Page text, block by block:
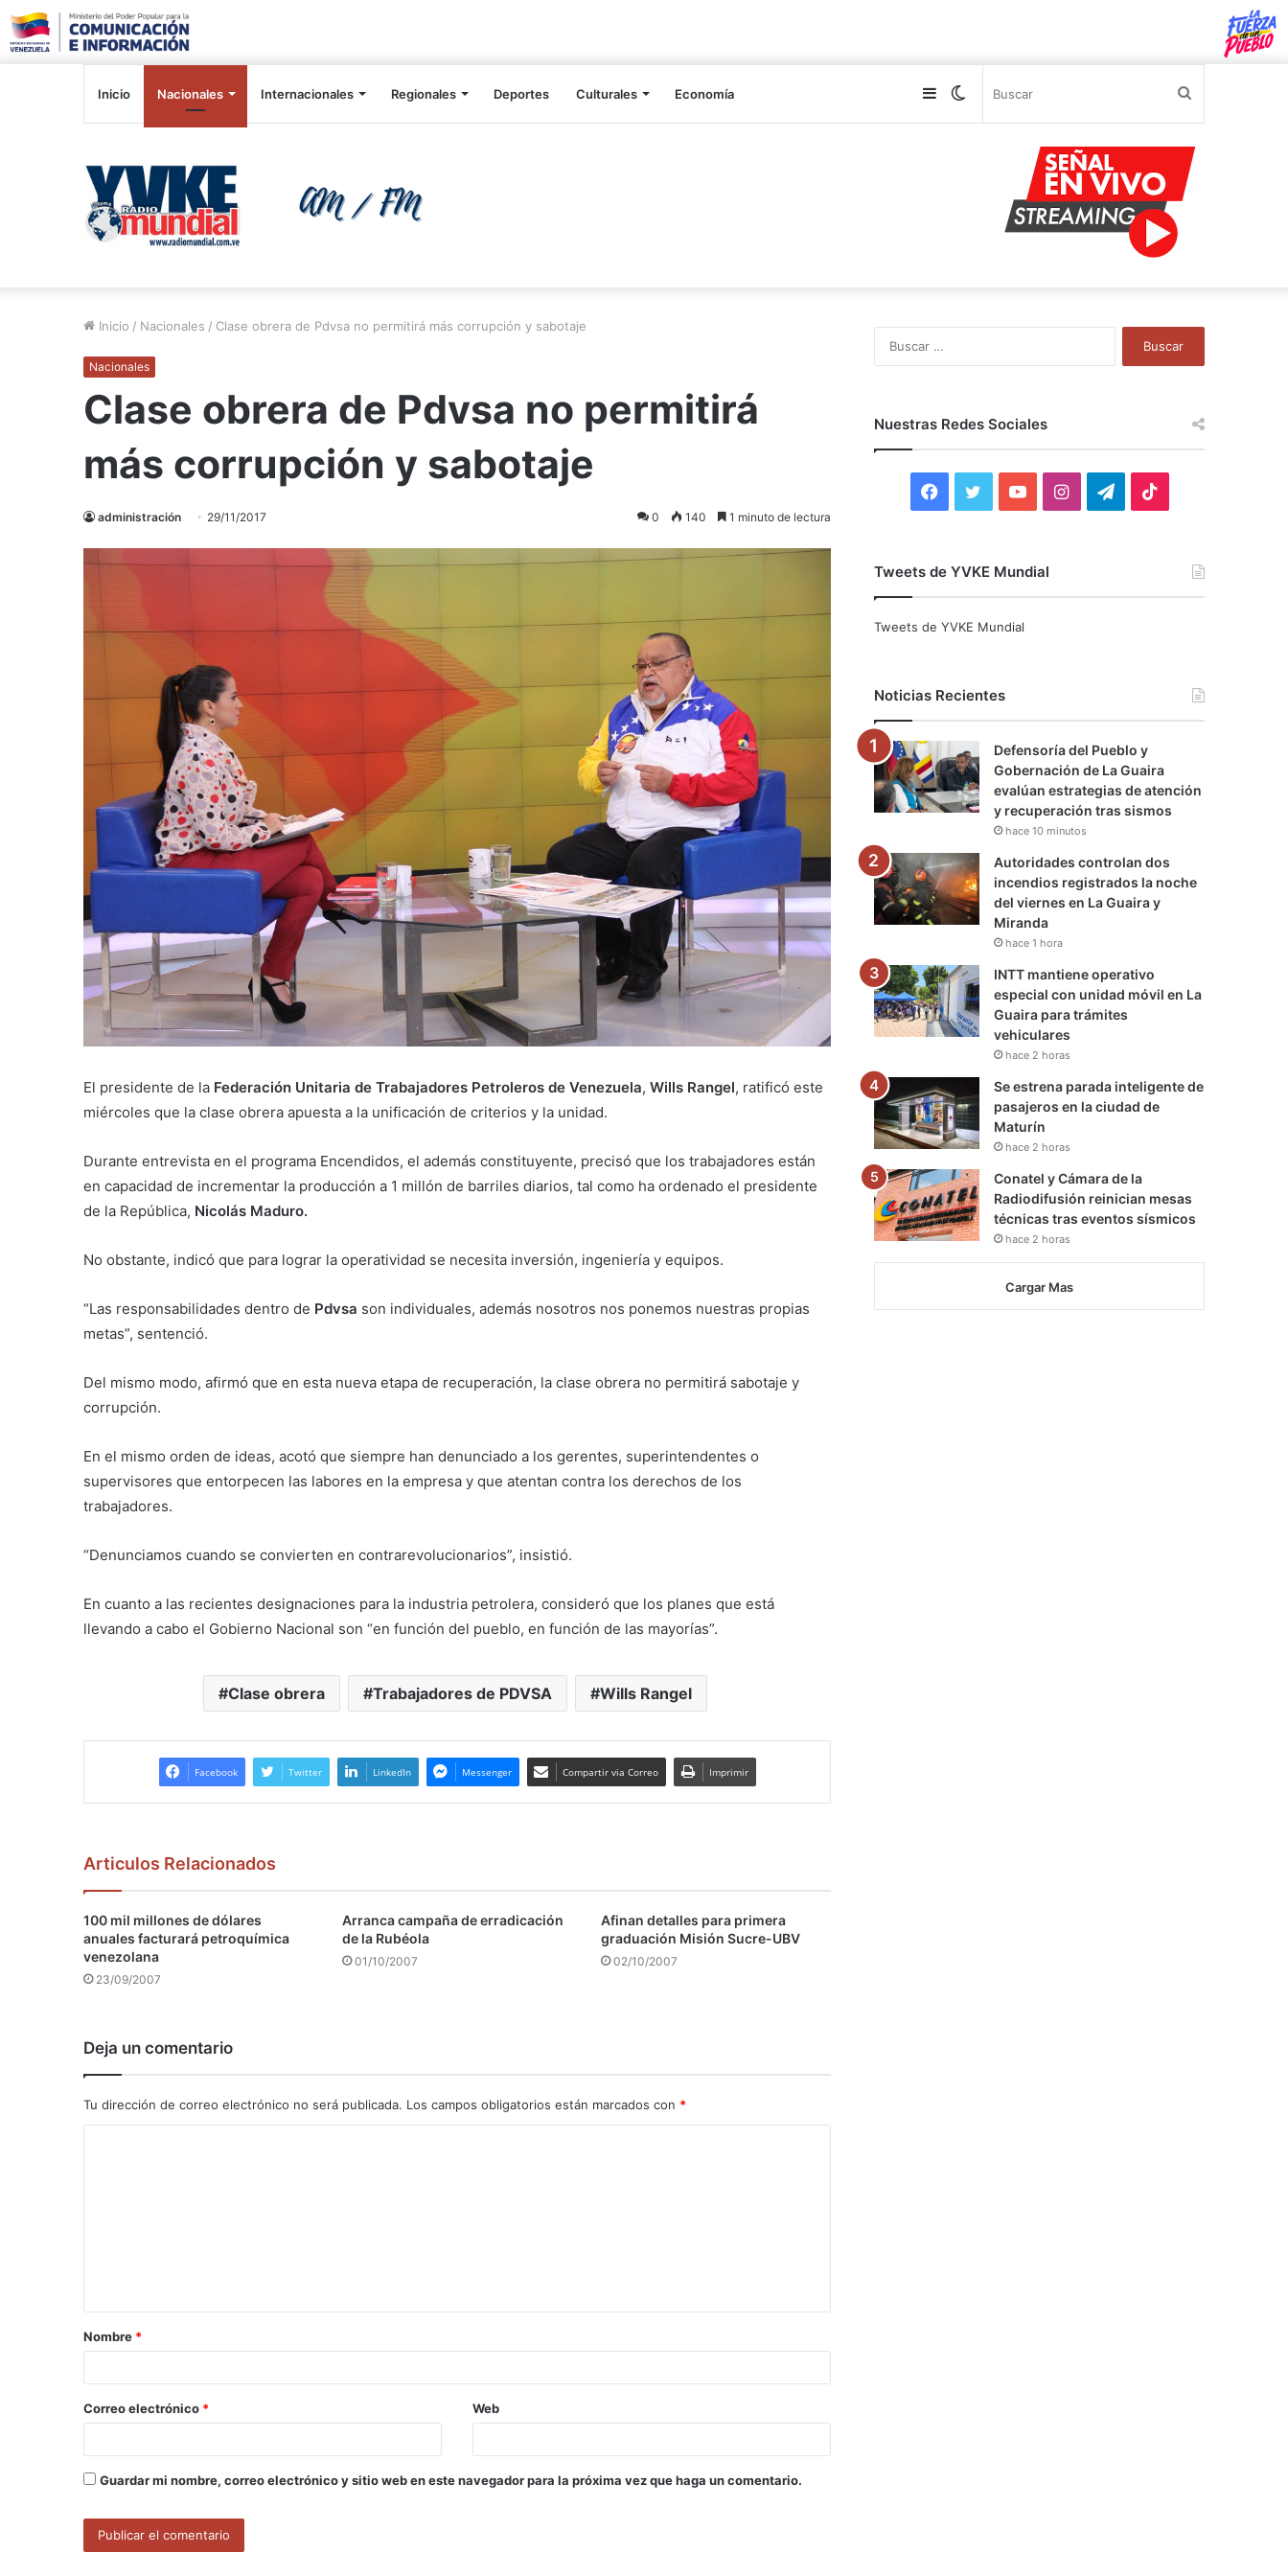
Inicio Nacionales Internacionales Regionales Deportes Culturales Economía Switch
Sidebar
Inicio / Nacionales / Clase obrera de Pdvsa no permitirá más corrupción y sabotaje
Nacionales
Clase obrera de Pdvsa no permitirá
más corrupción y sabotaje
administración 29/11/2017 0 140 1 minuto de lectura
El presidente de la Federación Unitaria de Trabajadores Petroleros de Venezuela, Wills Rangel, ratificó este
miércoles que la clase obrera apuesta a la unificación de criterios y la unidad.
Durante entrevista en el programa Encendidos, el además constituyente, precisó que los trabajadores están
en capacidad de incrementar la producción a 1 millón de barriles diarios, tal como ha ordenado el presidente
de la República, Nicolás Maduro.
No obstante, indicó que para lograr la operatividad se necesita inversión, ingeniería y equipos.
“Las responsabilidades dentro de Pdvsa son individuales, además nosotros nos ponemos nuestras propias
metas”, sentenció.
Del mismo modo, afirmó que en esta nueva etapa de recuperación, la clase obrera no permitirá sabotaje y
corrupción.
En el mismo orden de ideas, acotó que siempre han denunciado a los gerentes, superintendentes o
supervisores que entorpecen las labores en la empresa y que atentan contra los derechos de los
trabajadores.
“Denunciamos cuando se convierten en contrarevolucionarios”, insistió.
En cuanto a las recientes designaciones para la industria petrolera, consideró que los planes que está
llevando a cabo el Gobierno Nacional son “en función del pueblo, en función de las mayorías”.
Clase obrera Trabajadores de PDVSA Wills Rangel
Facebook Twitter LinkedIn Messenger Compartir via Correo Imprimir
Articulos Relacionados
100 mil millones de dólares
anuales facturará petroquímica
venezolana
23/09/2007
Arranca campaña de erradicación
de la Rubéola
01/10/2007
Afinan detalles para primera
graduación Misión Sucre-UBV
02/10/2007
Deja un comentario
Tu dirección de correo electrónico no será publicada. Los campos obligatorios están marcados con *
a
r
*
Nombre *
Correo electrónico * Web
Guardar mi nombre, correo electrónico y sitio web en este navegador para la próxima vez que haga un comentario.
Nuestras Redes Sociales
F
c
o
k
i
r
Y
u
e
I
r
a
m
T
a
m
Tweets de YVKE Mundial
Tweets de YVKE Mundial
Noticias Recientes
Defensoría del Pueblo y
Gobernación de La Guaira
evalúan estrategias de atención
y recuperación tras sismos
hace 10 minutos
Autoridades controlan dos
incendios registrados la noche
del viernes en La Guaira y
Miranda
hace 1 hora
INTT mantiene operativo
especial con unidad móvil en La
Guaira para trámites
vehiculares
hace 2 horas
Se estrena parada inteligente de
pasajeros en la ciudad de
Maturín
hace 2 horas
Conatel y Cámara de la
Radiodifusión reinician mesas
técnicas tras eventos sísmicos
hace 2 horas
Cargar Mas